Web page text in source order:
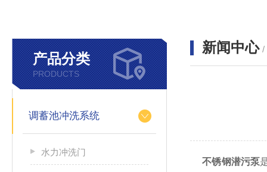
产品分类
PRODUCTS
调蓄池冲洗系统
水力冲洗门
新闻中心 /
不锈钢潜污泵